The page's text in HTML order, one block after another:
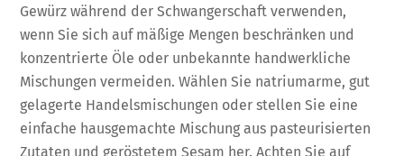
Gewürz während der Schwangerschaft verwenden,
wenn Sie sich auf mäßige Mengen beschränken und
konzentrierte Öle oder unbekannte handwerkliche
Mischungen vermeiden. Wählen Sie natriumarme, gut
gelagerte Handelsmischungen oder stellen Sie eine
einfache hausgemachte Mischung aus pasteurisierten
Zutaten und geröstetem Sesam her. Achten Sie auf